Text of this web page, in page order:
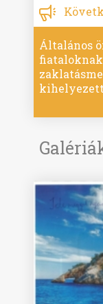
Általános
fiataloknak